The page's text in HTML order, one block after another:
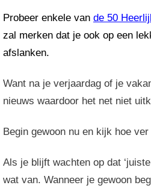
Probeer enkele van de 50
zal merken dat je ook op een
afslanken.
Want na je verjaardag of je
nieuws waardoor het net niet
Begin gewoon nu en kijk hoe
Als je blijft wachten op dat
wat van. Wanneer je gewoon